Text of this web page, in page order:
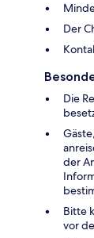
Der
Die
der
Bitte
vor